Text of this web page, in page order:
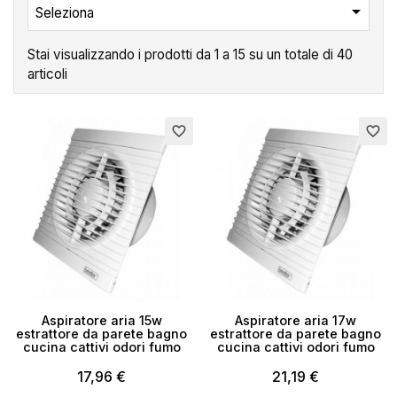
Seleziona 
Stai visualizzando i prodotti da 1 a 15 su un totale di 40
articoli
favorite_border
Aspiratore aria 15w
estrattore da parete bagno
cucina cattivi odori fumo
17,96 €
favorite_border
Aspiratore aria 17w
estrattore da parete bagno
cucina cattivi odori fumo
21,19 €